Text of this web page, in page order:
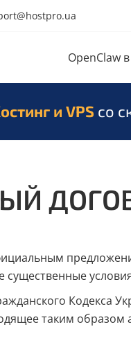
OpenClaw
и VPS со
Кодекса
таким образом